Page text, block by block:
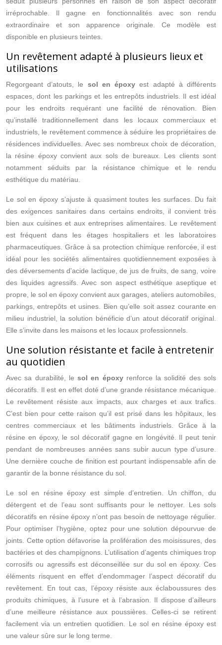
irréprochable. Il gagne en fonctionnalités avec son rendu
extraordinaire et son apparence originale. Ce modèle est
disponible en plusieurs teintes.
Un revêtement adapté à plusieurs lieux et
utilisations
Regorgeant d’atouts, le sol en époxy est adapté à différents
espaces, dont les parkings et les entrepôts industriels. Il est idéal
pour les endroits requérant une facilité de rénovation. Bien
qu’installé traditionnellement dans les locaux commerciaux et
industriels, le revêtement commence à séduire les propriétaires de
résidences individuelles. Avec ses nombreux choix de décoration,
la résine époxy convient aux sols de bureaux. Les clients sont
notamment séduits par la résistance chimique et le rendu
esthétique du matériau.
Le sol en époxy s’ajuste à quasiment toutes les surfaces. Du fait
des exigences sanitaires dans certains endroits, il convient très
bien aux cuisines et aux entreprises alimentaires. Le revêtement
est fréquent dans les étages hospitaliers et les laboratoires
pharmaceutiques. Grâce à sa protection chimique renforcée, il est
idéal pour les sociétés alimentaires quotidiennement exposées à
des déversements d’acide lactique, de jus de fruits, de sang, voire
des liquides agressifs. Avec son aspect esthétique aseptique et
propre, le sol en époxy convient aux garages, ateliers automobiles,
parkings, entrepôts et usines. Bien qu’elle soit assez courante en
milieu industriel, la solution bénéficie d’un atout décoratif original.
Elle s’invite dans les maisons et les locaux professionnels.
Une solution résistante et facile à entretenir
au quotidien
Avec sa durabilité, lesol en époxyrenforce la solidité des sols
décoratifs. Il est en effet doté d’une grande résistance mécanique.
Le revêtement résiste aux impacts, aux charges et aux trafics.
C’est bien pour cette raison qu’il est prisé dans les hôpitaux, les
centres commerciaux et les bâtiments industriels. Grâce à la
résine en époxy, le sol décoratif gagne en longévité. Il peut tenir
pendant de nombreuses années sans subir aucun type d’usure.
Une dernière couche de finition est pourtant indispensable afin de
garantir de la bonne résistance du sol.
Le sol en résine époxy est simple d’entretien. Un chiffon, du
détergent et de l’eau sont suffisants pour le nettoyer. Les sols
décoratifs en résine époxy n’ont pas besoin de nettoyage régulier.
Pour optimiser l’hygiène, optez pour une solution dépourvue de
joints. Cette option défavorise la prolifération des moisissures, des
bactéries et des champignons. L’utilisation d’agents chimiques trop
corrosifs ou agressifs est déconseillée sur du sol en époxy. Ces
éléments risquent en effet d’endommager l’aspect décoratif du
revêtement. En tout cas, l’époxy résiste aux éclaboussures des
produits chimiques, à l’usure et à l’abrasion. Il dispose d’ailleurs
d’une meilleure résistance aux poussières. Celles-ci se retirent
facilement via un entretien quotidien. Le sol en résine époxy est
une valeur sûre sur le long terme.